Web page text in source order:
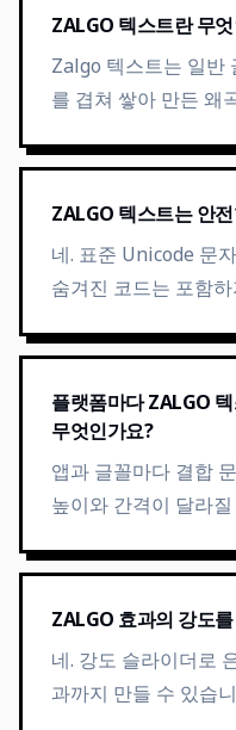
ZALGO 텍스트란 무
Zalgo 텍스트는 일반
를 겹쳐 쌓아 만든 왜
ZALGO 텍스트는 안
네. 표준 Unicode 문
숨겨진 코드는 포함
플랫폼마다 ZALGO
무엇인가요?
앱과 글꼴마다 결합
높이와 간격이 달라
ZALGO 효과의 강도
네. 강도 슬라이더로
과까지 만들 수 있습